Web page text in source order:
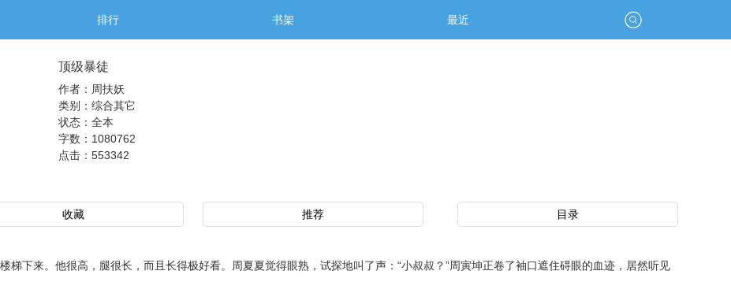
排行 书架 最近
顶级暴徒
作者：周扶妖
类别：综合其它
状态：全本
字数：1080762
点击： 553342
收藏 推荐 目录
下来。他很高，腿很长，而且长得极好看。周夏夏觉得眼熟，试探地叫了声：“小叔叔？”周寅坤正卷了袖口遮住碍眼的血迹，居然听见